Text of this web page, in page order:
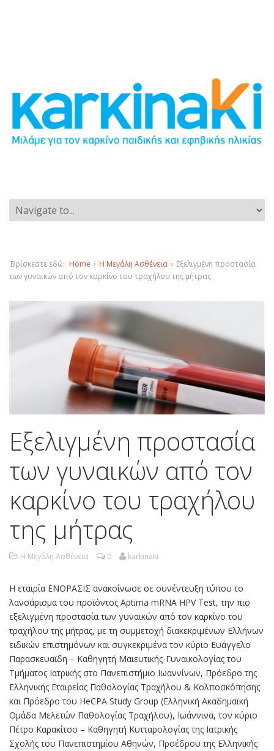
Βρίσκεστε εδώ: Home › Η Μεγάλη Ασθένεια › Εξελιγμένη προστασία
των γυναικών από τον καρκίνο του τραχήλου της μήτρας
Εξελιγμένη προστασία
των γυναικών από τον
καρκίνο του τραχήλου
της μήτρας
Η Μεγάλη Ασθένεια 0 karkinaki
Η εταιρία ΕΝΟΡΑΣΙΣ ανακοίνωσε σε συνέντευξη τύπου τo
λανσάρισμα του προϊόντος Aptima mRNA HPV Test, την πιο
εξελιγμένη προστασία των γυναικών από τον καρκίνο του
τραχήλου της μήτρας, με τη συμμετοχή διακεκριμένων Ελλήνων
ειδικών επιστημόνων και συγκεκριμένα τον κύριο Ευάγγελο
Παρασκευαϊδη – Καθηγητή Μαιευτικής-Γυναικολογίας του
Τμήματος Ιατρικής στο Πανεπιστήμιο Ιωαννίνων, Πρόεδρο της
Ελληνικής Εταιρείας Παθολογίας Τραχήλου & Κολποσκόπησης
και Πρόεδρο του HeCPA Study Group (Ελληνική Ακαδημαϊκή
Ομάδα Μελετών Παθολογίας Τραχήλου), Ιωάννινα, τον κύριο
Πέτρο Καρακίτσο – Καθηγητή Κυτταρολογίας της Ιατρικής
Σχολής του Πανεπιστημίου Αθηνών, Προέδρου της Ελληνικής